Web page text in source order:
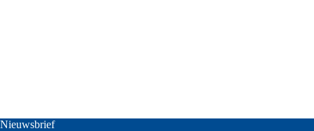
Nieuwsbrief